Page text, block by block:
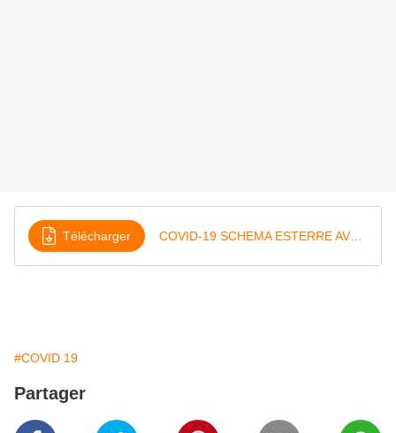
Télécharger COVID-19 SCHEMA ESTERRE AVOCATS - 24
#COVID 19
Partager